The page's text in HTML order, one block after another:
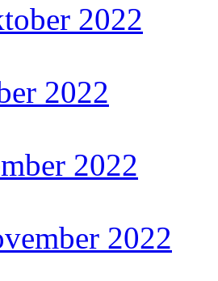
2022
2022
2022
2022